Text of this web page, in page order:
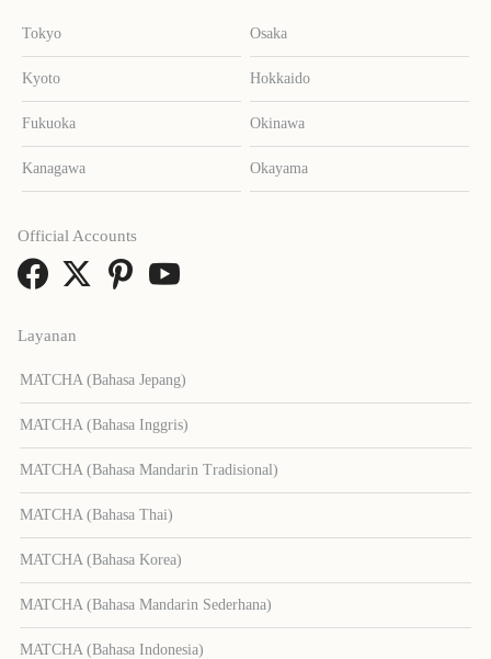
Tokyo Osaka
Kyoto Hokkaido
Fukuoka Okinawa
Kanagawa Okayama
Layanan
MATCHA (Bahasa Jepang)
MATCHA (Bahasa Inggris)
MATCHA (Bahasa Mandarin Tradisional)
MATCHA (Bahasa Thai)
MATCHA (Bahasa Korea)
MATCHA (Bahasa Mandarin Sederhana)
MATCHA (Bahasa Indonesia)
Official Accounts